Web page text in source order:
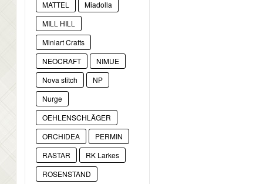
MATTEL
Miadolla
MILL HILL
Miniart Crafts
NEOCRAFT
NIMUE
Nova stitch
NP
Nurge
OEHLENSCHLÄGER
ORCHIDEA
PERMIN
RASTAR
RK Larkes
ROSENSTAND